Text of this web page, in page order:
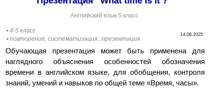
Английский язык 5 класс
• 4-5 класс
• повторение, систематизация , презентация
14.08.2025
Обучающая презентация может быть применена для
наглядного объяснения особенностей обозначения
времени в английском языке, для обобщения, контроля
знаний, умений и навыков по общей теме «Время, часы».